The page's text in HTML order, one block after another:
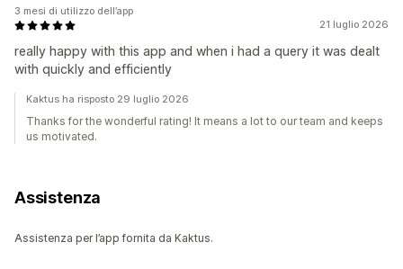
21 luglio 2026
really happy with this app and when i had a query it was dealt
with quickly and efficiently
3 mesi di utilizzo dell’app
Kaktus ha risposto 29 luglio 2026
Thanks for the wonderful rating! It means a lot to our team and keeps
us motivated.
Assistenza
Assistenza per l’app fornita da Kaktus.